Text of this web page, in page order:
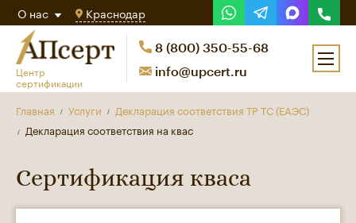
О нас Краснодар
Центр
сертификации
8 (800) 350-55-68
info@upcert.ru
Главная Услуги
Декларация соответствия ТР ТС (ЕАЭС)
Декларация соответствия на квас
Сертификация кваса